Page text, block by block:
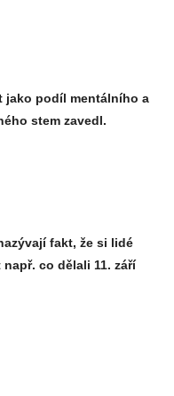
jako podíl mentálního a
stem zavedl.
fakt, že si lidé
co dělali 11. září